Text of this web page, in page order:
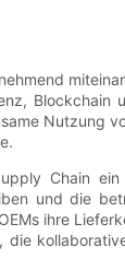
Chain
und die
ihre